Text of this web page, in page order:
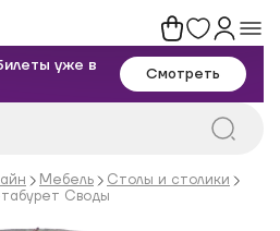
уже в
Смотреть
Мебель
Столы и столики
Своды